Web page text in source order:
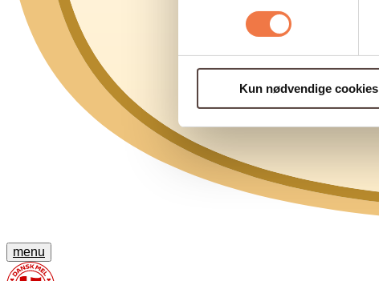
Kun nødvendige cookies
menu